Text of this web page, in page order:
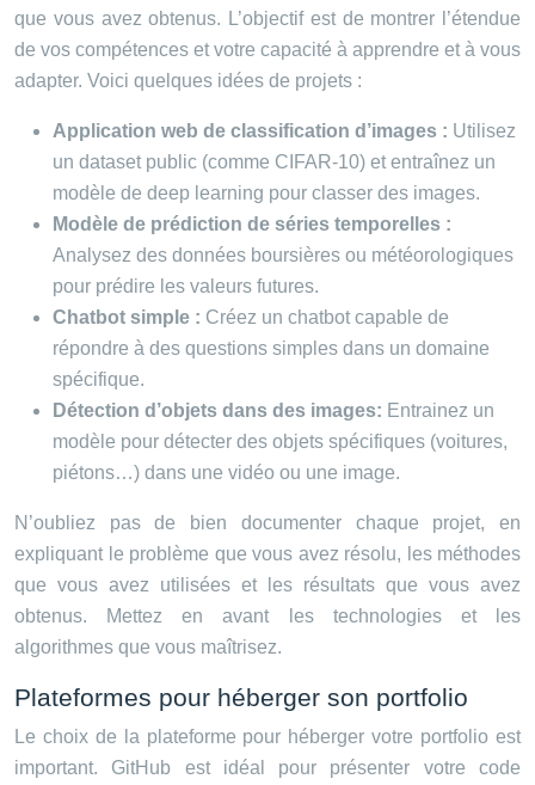
que vous avez obtenus. L’objectif est de montrer l’étendue
de vos compétences et votre capacité à apprendre et à vous
adapter. Voici quelques idées de projets :
Application web de classification d’images : Utilisez
un dataset public (comme CIFAR-10) et entraînez un
modèle de deep learning pour classer des images.
Modèle de prédiction de séries temporelles :
Analysez des données boursières ou météorologiques
pour prédire les valeurs futures.
Chatbot simple : Créez un chatbot capable de
répondre à des questions simples dans un domaine
spécifique.
Détection d’objets dans des images: Entrainez un
modèle pour détecter des objets spécifiques (voitures,
piétons…) dans une vidéo ou une image.
N’oubliez pas de bien documenter chaque projet, en
expliquant le problème que vous avez résolu, les méthodes
que vous avez utilisées et les résultats que vous avez
obtenus. Mettez en avant les technologies et les
algorithmes que vous maîtrisez.
Plateformes pour héberger son portfolio
Le choix de la plateforme pour héberger votre portfolio est
important. GitHub est idéal pour présenter votre code